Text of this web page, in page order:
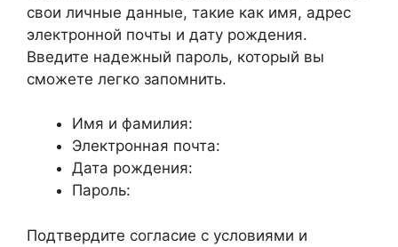
свои личные данные, такие как имя, адрес
электронной почты и дату рождения.
Введите надежный пароль, который вы
сможете легко запомнить.
Имя и фамилия:
Электронная почта:
Дата рождения:
Пароль:
Подтвердите согласие с условиями и